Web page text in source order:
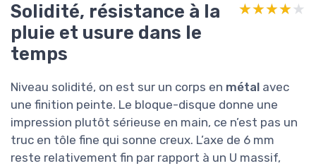
Solidité, résistance à la
pluie et usure dans le
temps
★★★★★
★★★★★
Niveau solidité, on est sur un corps en métal avec
une finition peinte. Le bloque-disque donne une
impression plutôt sérieuse en main, ce n’est pas un
truc en tôle fine qui sonne creux. L’axe de 6 mm
reste relativement fin par rapport à un U massif,